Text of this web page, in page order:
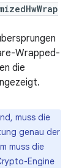
Wrapped-
die
muss die
genau der
muss die
Engine